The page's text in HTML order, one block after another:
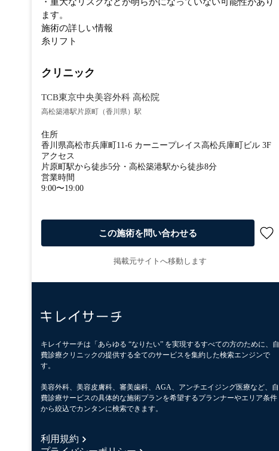
・重大なリスクなどが明らかになっていない可能性があり
ます。
施術の詳しい情報
糸リフト
クリニック
TCB東京中央美容外科 高松院
高松築港駅 片原町（香川県）駅
住所
香川県高松市兵庫町11-6 カーニープレイス高松兵庫町ビル 3F
アクセス
片原町駅から徒歩5分・高松築港駅から徒歩8分
営業時間
9:00〜19:00
この施術を問い合わせる
掲載元サイトへ移動します
キレイサーチは「あらゆる “なりたい” を実現するすべての方のために、自
費診療クリニックの提供する全てのサービスを集約した検索エンジンで
す。
美容外科、美容皮膚科、審美歯科、AGA、アンチエイジング医療など、自
費診療サービスの具体的な施術プランを希望するプランナーやエリア条件
から絞込でカンタンに検索できます。
利用規約